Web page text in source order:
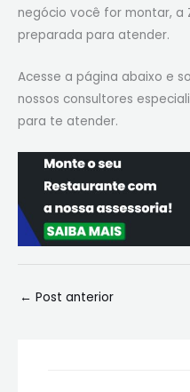
negócio você for montar, a
preparada para atender.
Acesse a página abaixo e
nossos consultores
para te atender.
← Post anterior